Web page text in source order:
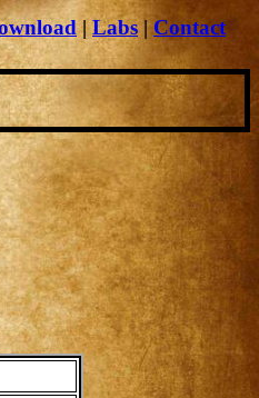
|Labs | Contact